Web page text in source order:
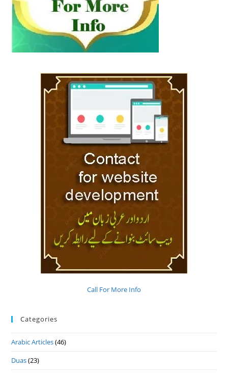
Call For More Info
Categories
Arabic Articles(46)
Duas(23)